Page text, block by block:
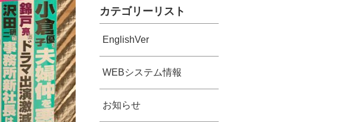
カテゴリーリスト
EnglishVer
WEBシステム情報
お知らせ